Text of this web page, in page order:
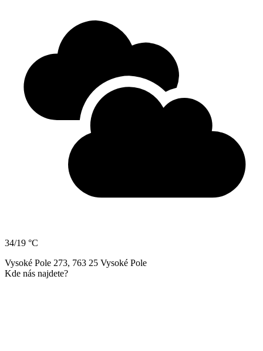
34/19 °C
Vysoké Pole 273, 763 25 Vysoké Pole
Kde nás najdete?